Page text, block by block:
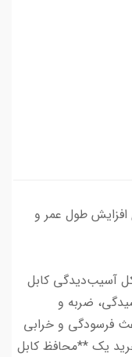
افزایش طول عمر و
آسیب‌دیدگی کابل
ضربه و
فرسودگی و خرابی
یک **محافظ کابل